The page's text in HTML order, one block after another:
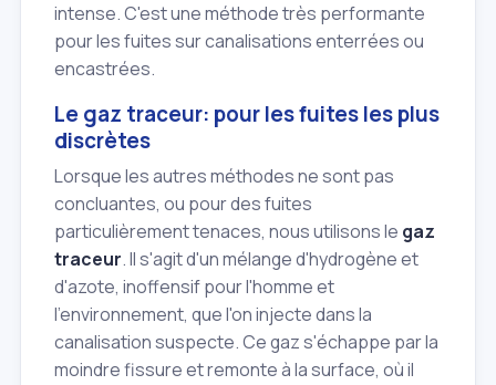
intense. C'est une méthode très performante
pour les fuites sur canalisations enterrées ou
encastrées.
Le gaz traceur: pour les fuites les plus
discrètes
Lorsque les autres méthodes ne sont pas
concluantes, ou pour des fuites
particulièrement tenaces, nous utilisons le gaz
traceur. Il s'agit d'un mélange d'hydrogène et
d'azote, inoffensif pour l'homme et
l'environnement, que l'on injecte dans la
canalisation suspecte. Ce gaz s'échappe par la
moindre fissure et remonte à la surface, où il